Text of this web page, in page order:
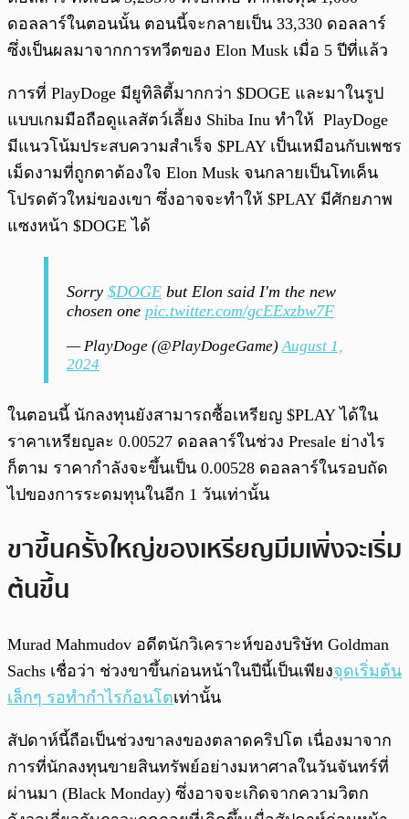
ดอลลาร์ในตอนนั้น ตอนนี้จะกลายเป็น 33,330 ดอลลาร์
ซึ่งเป็นผลมาจากการทวีตของ Elon Musk เมื่อ 5 ปีที่แล้ว
การที่ PlayDoge มียูทิลิตี้มากกว่า $DOGE และมาในรูป
แบบเกมมือถือดูแลสัตว์เลี้ยง Shiba Inu ทำให้ PlayDoge
มีแนวโน้มประสบความสำเร็จ $PLAY เป็นเหมือนกับเพชร
เม็ดงามที่ถูกตาต้องใจ Elon Musk จนกลายเป็นโทเค็น
โปรดตัวใหม่ของเขา ซึ่งอาจจะทำให้ $PLAY มีศักยภาพ
แซงหน้า $DOGE ได้
Sorry $DOGE but Elon said I'm the new
chosen one pic.twitter.com/gcEExzbw7F
— PlayDoge (@PlayDogeGame)August 1,
2024
ในตอนนี้ นักลงทุนยังสามารถซื้อเหรียญ $PLAY ได้ใน
ราคาเหรียญละ 0.00527 ดอลลาร์ในช่วง Presale ย่างไร
ก็ตาม ราคากำลังจะขึ้นเป็น 0.00528 ดอลลาร์ในรอบถัด
ไปของการระดมทุนในอีก 1 วันเท่านั้น
ขาขึ้นครั้งใหญ่ของเหรียญมีมเพิ่งจะเริ่ม
ต้นขึ้น
Murad Mahmudov อดีตนักวิเคราะห์ของบริษัท Goldman
Sachs เชื่อว่า ช่วงขาขึ้นก่อนหน้าในปีนี้เป็นเพียงจุดเริ่มต้น
เล็กๆ รอทำกำไรก้อนโตเท่านั้น
สัปดาห์นี้ถือเป็นช่วงขาลงของตลาดคริปโต เนื่องมาจาก
การที่นักลงทุนขายสินทรัพย์อย่างมหาศาลในวันจันทร์ที่
ผ่านมา (Black Monday) ซึ่งอาจจะเกิดจากความวิตก